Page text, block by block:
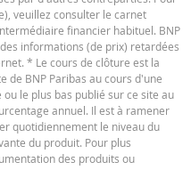
1,92
1,46
1,41
veuillez consulter le carnet
financier habituel. BNP
informations (de prix) retardées
* Le cours de clôture est la
de BNP Paribas au cours d'une
le plus bas publié sur ce site au
annuel. Il est à ramener
quotidiennement le niveau du
du produit. Pour plus
des produits ou